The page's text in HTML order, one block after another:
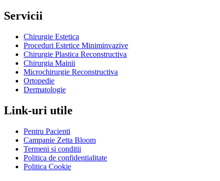
Servicii
Chirurgie Estetica
Proceduri Estetice Miniminvazive
Chirurgie Plastica Reconstructiva
Chirurgia Mainii
Microchirurgie Reconstructiva
Ortopedie
Dermatologie
Link-uri utile
Pentru Pacienti
Campanie Zetta Bloom
Termeni si conditii
Politica de confidentialitate
Politica Cookie